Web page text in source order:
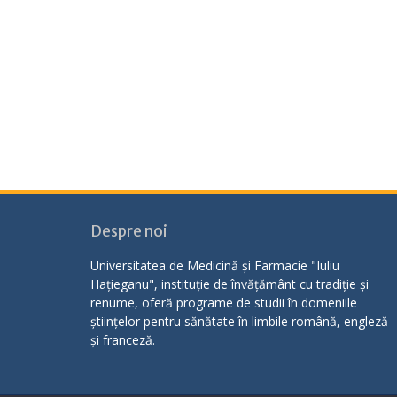
Despre noi
Universitatea de Medicină și Farmacie "Iuliu
Hațieganu", instituție de învățământ cu tradiție și
renume, oferă programe de studii în domeniile
științelor pentru sănătate în limbile română, engleză
și franceză.